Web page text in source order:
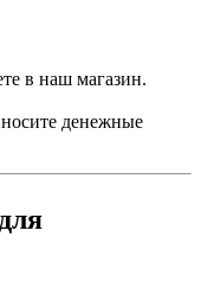
в наш магазин.
денежные